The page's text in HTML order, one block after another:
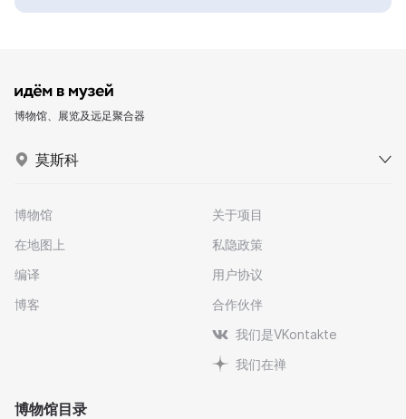
博物馆、展览及远足聚合器
莫斯科
博物馆
在地图上
编译
博客
关于项目
私隐政策
用户协议
合作伙伴
我们是VKontakte
我们在禅
博物馆目录